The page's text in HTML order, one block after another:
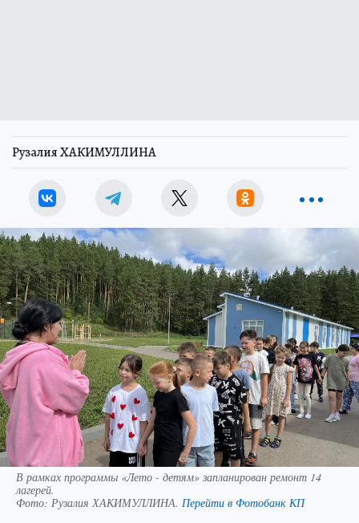
Рузалия ХАКИМУЛЛИНА
В рамках программы «Лето - детям» запланирован ремонт 14
лагерей.
Фото: Рузалия ХАКИМУЛЛИНА. Перейти в Фотобанк КП